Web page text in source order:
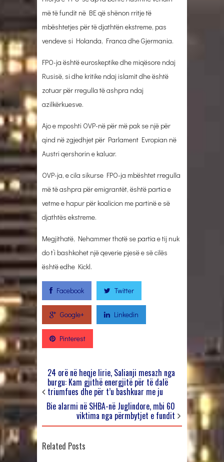
më të fundit në BE që shënon rritje të
mbështetjes për të djathtën ekstreme, pas
vendeve si Holanda, Franca dhe Gjermania.
FPO-ja është euroskeptike dhe miqësore ndaj
Rusisë, si dhe kritike ndaj islamit dhe është
zotuar për rregulla të ashpra ndaj
azilkërkuesve.
Ajo e mposhti OVP-në për më pak se një për
qind në zgjedhjet për Parlament Evropian në
Austri qershorin e kaluar.
OVP-ja, e cila sikurse FPO-ja mbështet rregulla
më të ashpra për emigrantët, është partia e
vetme e hapur për koalicion me partinë e së
djathtës ekstreme.
Megjithatë, Nehammer thotë se partia e tij nuk
do t’i bashkohet një qeverie pjesë e së cilës
është edhe Kickl.
Facebook Twitter
Google+ Linkedin
Pinterest
24 orë në heqje lirie, Salianji mesazh nga
burgu: Kam gjithë energjitë për të dalë
triumfues dhe për t’u bashkuar me ju
Bie alarmi në SHBA-në Juglindore, mbi 60
viktima nga përmbytjet e fundit
Related Posts